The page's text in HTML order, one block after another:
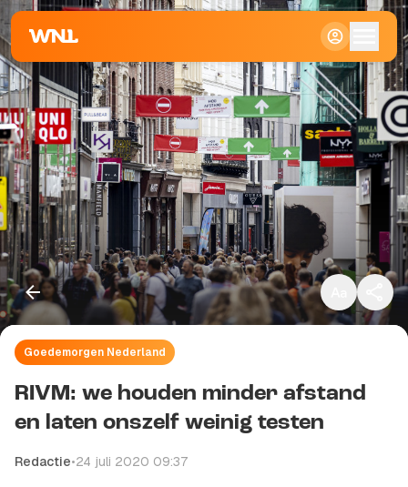
Klein
Standaard
Groot
Goedemorgen Nederland
RIVM: we houden minder afstand
en laten onszelf weinig testen
Redactie•24 juli 2020 09:37